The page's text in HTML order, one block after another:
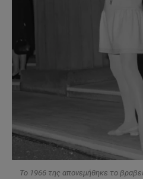
Το 1966 της απονεμήθηκε το